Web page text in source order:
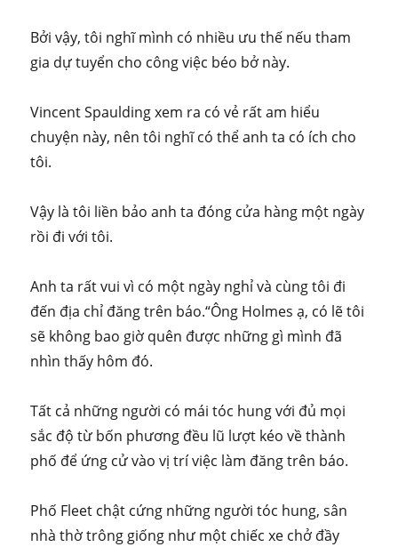
Bởi vậy, tôi nghĩ mình có nhiều ưu thế nếu tham
gia dự tuyển cho công việc béo bở này.
Vincent Spaulding xem ra có vẻ rất am hiểu
chuyện này, nên tôi nghĩ có thể anh ta có ích cho
tôi.
Vậy là tôi liền bảo anh ta đóng cửa hàng một ngày
rồi đi với tôi.
Anh ta rất vui vì có một ngày nghỉ và cùng tôi đi
đến địa chỉ đăng trên báo.“Ông Holmes ạ, có lẽ tôi
sẽ không bao giờ quên được những gì mình đã
nhìn thấy hôm đó.
Tất cả những người có mái tóc hung với đủ mọi
sắc độ từ bốn phương đều lũ lượt kéo về thành
phố để ứng cử vào vị trí việc làm đăng trên báo.
Phố Fleet chật cứng những người tóc hung, sân
nhà thờ trông giống như một chiếc xe chở đầy